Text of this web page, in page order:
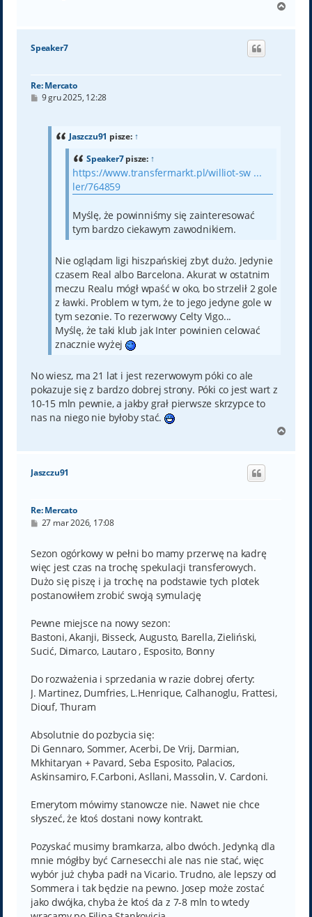
g
Speaker7
Re: Mercato
P9 gru 2025, 12:28
Jaszczu91 pisze: ↑
Speaker7pisze: ↑
https://www.transfermarkt.pl/williot-sw ...
ler/764859
Myślę, że powinniśmy się zainteresować
tym bardzo ciekawym zawodnikiem.
Nie oglądam ligi hiszpańskiej zbyt dużo. Jedynie
czasem Real albo Barcelona. Akurat w ostatnim
meczu Realu mógł wpaść w oko, bo strzelił 2 gole
z ławki. Problem w tym, że to jego jedyne gole w
tym sezonie. To rezerwowy Celty Vigo...
Myślę, że taki klub jak Inter powinien celować
znacznie wyżej
No wiesz, ma 21 lat i jest rezerwowym póki co ale
pokazuje się z bardzo dobrej strony. Póki co jest wart z
10-15 mln pewnie, a jakby grał pierwsze skrzypce to
nas na niego nie byłoby stać.
g
Jaszczu91
Re: Mercato
P
t
27 mar 2026, 17:08
Sezon ogórkowy w pełni bo mamy przerwę na kadrę
więc jest czas na trochę spekulacji transferowych.
Dużo się piszę i ja trochę na podstawie tych plotek
postanowiłem zrobić swoją symulację
Pewne miejsce na nowy sezon:
Bastoni, Akanji, Bisseck, Augusto, Barella, Zieliński,
Sucić, Dimarco, Lautaro , Esposito, Bonny
Do rozważenia i sprzedania w razie dobrej oferty:
J. Martinez, Dumfries, L.Henrique, Calhanoglu, Frattesi,
Diouf, Thuram
Absolutnie do pozbycia się:
Di Gennaro, Sommer, Acerbi, De Vrij, Darmian,
Mkhitaryan + Pavard, Seba Esposito, Palacios,
Askinsamiro, F.Carboni, Asllani, Massolin, V. Cardoni.
Emerytom mówimy stanowcze nie. Nawet nie chce
słyszeć, że ktoś dostani nowy kontrakt.
Pozyskać musimy bramkarza, albo dwóch. Jedynką dla
mnie mógłby być Carnesecchi ale nas nie stać, więc
wybór już chyba padł na Vicario. Trudno, ale lepszy od
Sommera i tak będzie na pewno. Josep może zostać
jako dwójka, chyba że ktoś da z 7-8 mln to wtedy